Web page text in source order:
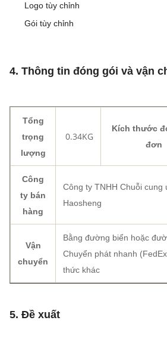
Logo tùy chỉnh
Gói tùy chỉnh
4. Thông tin đóng gói và vận
Tổng
trọng
lượng
0.34KG
Kích thước
đơn
Công
ty bán
hàng
Công ty TNHH Chuỗi cung
Haosheng
Vận
chuyển
Bằng đường biển hoặc
Chuyển phát nhanh
thức khác
5. Đề xuất